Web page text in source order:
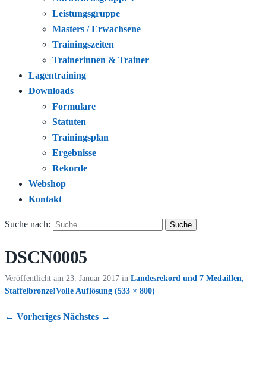
Leistungsgruppe
Masters / Erwachsene
Trainingszeiten
Trainerinnen & Trainer
Lagentraining
Downloads
Formulare
Statuten
Trainingsplan
Ergebnisse
Rekorde
Webshop
Kontakt
Suche nach:
DSCN0005
Veröffentlicht am 23. Januar 2017 in Landesrekord und 7 Medaillen,
Staffelbronze!Volle Auflösung (533 × 800)
← Vorheriges Nächstes →